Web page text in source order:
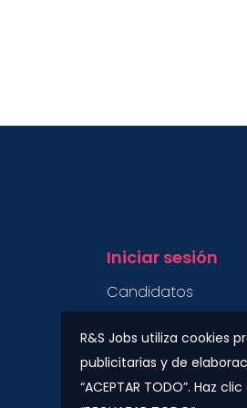
R&S Jobs utiliza cookies
publicitarias y de
“ACEPTAR TODO”. Haz
Iniciar sesión
Candidatos